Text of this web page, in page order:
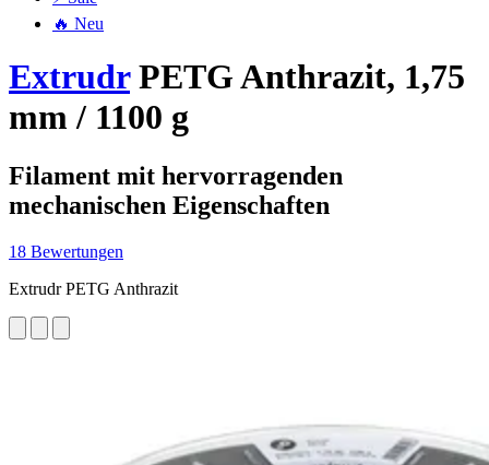
🔥 Neu
ExtrudrPETG Anthrazit, 1,75
mm / 1100 g
Filament mit hervorragenden
mechanischen Eigenschaften
18 Bewertungen
Extrudr PETG Anthrazit